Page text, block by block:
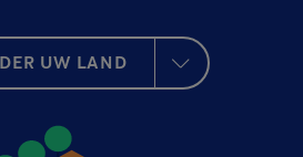
UW LAND